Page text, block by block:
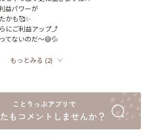
益パワーが
かも🥰✨
にご利益アップ⤴️
てないのだ〜😅💦
もっとみる (2)